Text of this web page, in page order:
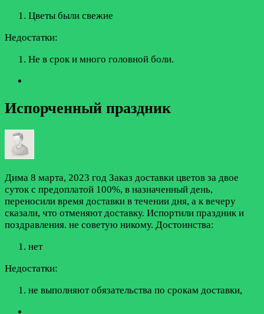
Цветы были свежие
Недостатки:
Не в срок и много головной боли.
Испорченный праздник
Дима 8 марта, 2023 год Заказ доставки цветов за двое
суток с предоплатой 100%, в назначенный день,
переносили время доставки в течении дня, а к вечеру
сказали, что отменяют доставку. Испортили праздник и
поздравления. не советую никому. Достоинства:
нет
Недостатки:
не выполняют обязательства по срокам доставки,